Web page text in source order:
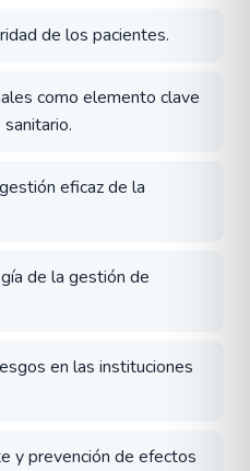
de los pacientes.
como elemento clave
eficaz de la
de la gestión de
en las instituciones
y prevención de efectos